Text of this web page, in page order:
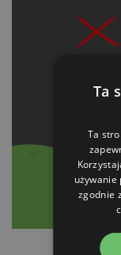
Ta
Ta
używanie
zgodnie